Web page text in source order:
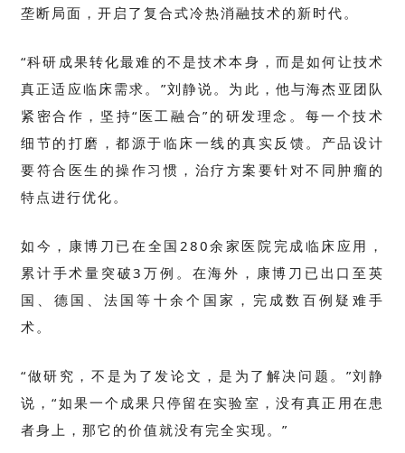
垄断局面，开启了复合式冷热消融技术的新时代。
“科研成果转化最难的不是技术本身，而是如何让技术
真正适应临床需求。”刘静说。为此，他与海杰亚团队
紧密合作，坚持“医工融合”的研发理念。每一个技术
细节的打磨，都源于临床一线的真实反馈。产品设计
要符合医生的操作习惯，治疗方案要针对不同肿瘤的
特点进行优化。
如今，康博刀已在全国 280余家医院完成临床应用，
累计手术量突破3 万例。在海外，康博刀已出口至英
国、德国、法国等十余个国家，完成数百例疑难手
术。
“做研究，不是为了发论文，是为了解决问题。”刘静
说，“如果一个成果只停留在实验室，没有真正用在患
者身上，那它的价值就没有完全实现。”